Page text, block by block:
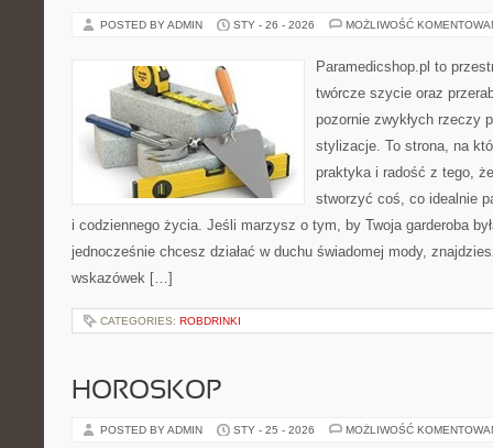
POSTED BY ADMIN STY - 26 - 2026 MOŻLIWOŚĆ
Paramedicshop.pl to
twórcze szycie oraz
pozornie zwykłych rzeczy
stylizacje. To strona, na
praktyka i radość z tego,
stworzyć coś, co idealnie
i codziennego życia. Jeśli marzysz o tym, by Twoja garderoba
jednocześnie chcesz działać w duchu świadomej mody,
wskazówek […]
CATEGORIES: ROBDRINKI
HOROSKOP
POSTED BY ADMIN STY - 25 - 2026 MOŻLIWOŚĆ